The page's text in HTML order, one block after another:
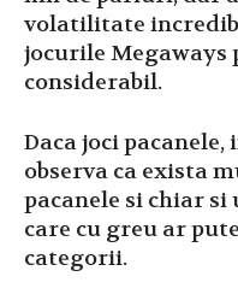
volatilitate
jocurile Megaways
considerabil.
Daca joci pacanele,
observa ca exista
pacanele si chiar
care cu greu ar
categorii.